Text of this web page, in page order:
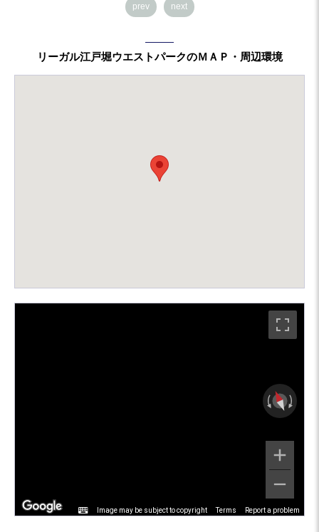
prev next
リーガル江戸堀ウエストパークのＭＡＰ・周辺環境
Image may be subject to copyright Terms Report a problem